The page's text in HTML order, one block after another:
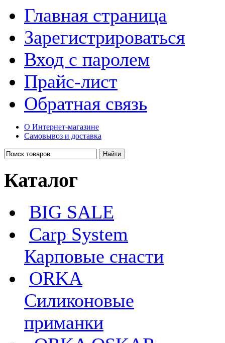
Главная страница
Зарегистрироваться
Вход с паролем
Прайс-лист
Обратная связь
О Интернет-магазине
Самовывоз и доставка
Каталог
BIG SALE
Carp System
Карповые снасти
ORKA
Силиконовые
приманки